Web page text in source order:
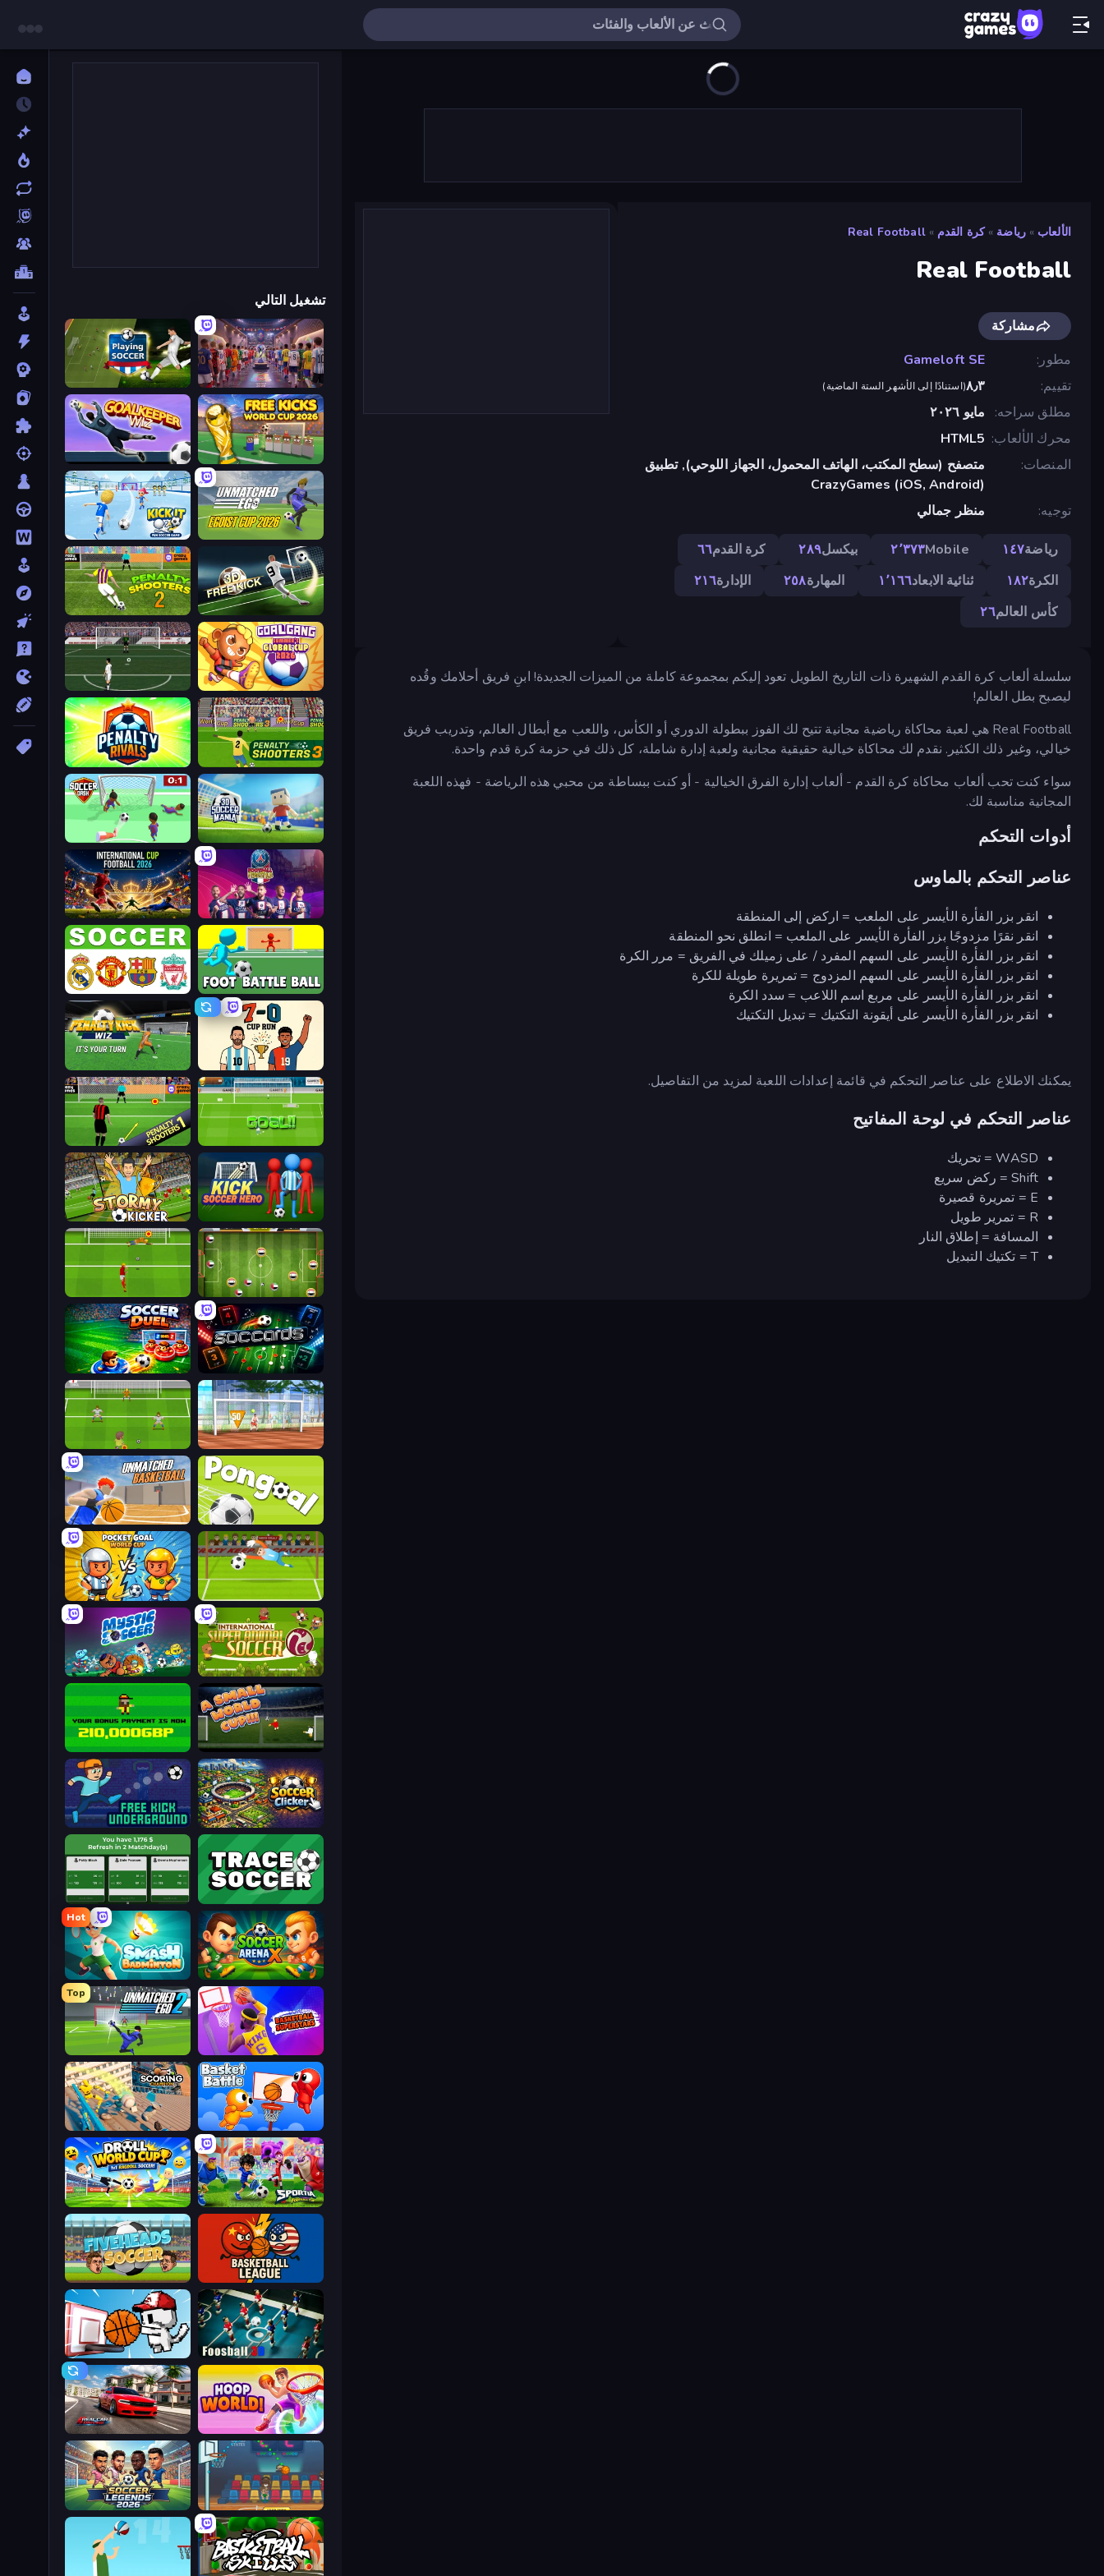
الألعاب » رياضة » كرة القدم »
Real Football
Real Football
مشاركة
مطور
Gameloft SE
تقييم
٨٫٣(استنادًا إلى الأشهر الستة الماضية)
مطلق سراحه
مايو ٢٠٢٦
محرك الألعاب HTML5
المنصات
متصفح (سطح المكتب، الهاتف المحمول، الجهاز اللوحي), تطبيق
CrazyGames (iOS, Android)
توجيه
منظر جمالي
رياضة١٤٧ Mobile٢٬٣٧٣ بيكسل٢٨٩ كرة القدم٦٦
الكرة١٨٢ ثنائية الابعاد١٬١٦٦ المهارة٢٥٨ الإدارة٢١٦
كأس العالم٢٦
سلسلة ألعاب كرة القدم الشهيرة ذات التاريخ الطويل تعود إليكم بمجموعة كاملة من الميزات الجديدة! ابنِ فريق أحلامك وقُده
ليصبح بطل العالم!
Real Football هي لعبة محاكاة رياضية مجانية تتيح لك الفوز ببطولة الدوري أو الكأس، واللعب مع أبطال العالم، وتدريب فريق
خيالي، وغير ذلك الكثير. نقدم لك محاكاة خيالية حقيقية مجانية ولعبة إدارة شاملة، كل ذلك في حزمة كرة قدم واحدة.
سواء كنت تحب ألعاب محاكاة كرة القدم - ألعاب إدارة الفرق الخيالية - أو كنت ببساطة من محبي هذه الرياضة - فهذه اللعبة
المجانية مناسبة لك.
أدوات التحكم
عناصر التحكم بالماوس
انقر بزر الفأرة الأيسر على الملعب = اركض إلى المنطقة
انقر نقرًا مزدوجًا بزر الفأرة الأيسر على الملعب = انطلق نحو المنطقة
انقر بزر الفأرة الأيسر على السهم المفرد / على زميلك في الفريق = مرر الكرة
انقر بزر الفأرة الأيسر على السهم المزدوج = تمريرة طويلة للكرة
انقر بزر الفأرة الأيسر على مربع اسم اللاعب = سدد الكرة
انقر بزر الفأرة الأيسر على أيقونة التكتيك = تبديل التكتيك
يمكنك الاطلاع على عناصر التحكم في قائمة إعدادات اللعبة لمزيد من التفاصيل.
عناصر التحكم في لوحة المفاتيح
WASD = تحريك
Shift = ركض سريع
E = تمريرة قصيرة
R = تمرير طويل
المسافة = إطلاق النار
T = تكتيك التبديل
تشغيل التالي
CG FC 26
Playing Soccer
Free Kicks World Cup 2026
Goalkeeper Wiz
Unmatched Ego
Free Kick Classic (3D Free Kick)
Penalty Shooters 2
Goal Gang
Bicycle Kick Champ
Penalty Shooters 3
Penalty Rivals
3D Soccer Mania
Soccer Dash
PSG Soccer Freestyle
International Cup Football 2026
Foot Battle Ball
European Football Quiz
Penalty Kick Wiz
World Cup Penalty
Penalty Shooters
Kick Soccer Hero
Stormy Kicker
Soccer Challenge
Soccards
Soccer Duel
Street Freekick 3D
Drop Kick: World Cup
Pongoal
Unmatched Basketball
Penalty Superstar
Pocket Goal: World Cup
International Super Animal Soccer
Mystic Soccer
A Small World Cup
Bad Soccer Manager
Soccer Clicker
Free Kick Underground
Tracesoccer
Idle Soccer Manager
Soccer Arena X
Hot
Smash Badminton
Basketball Superstars
Top
Unmatched Ego 2
Basket Battle
Scoring Champion
Sportia Football Cup
Droll World Cup
Basketball League
Fiveheads Soccer
Foosball 3D
Basket Cats
Hoop World 3D
Real Car Driving
Basket Champs
Soccer Legends 2026